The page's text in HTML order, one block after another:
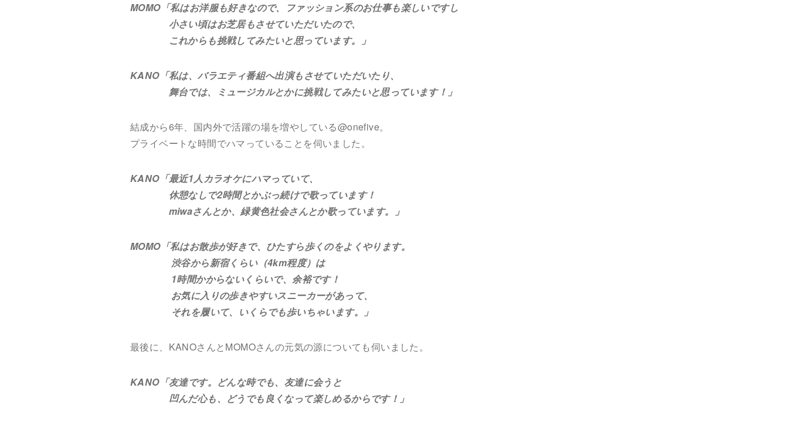
MOMO「私はお洋服も好きなので、ファッション系のお仕事も楽しいですし
小さい頃はお芝居もさせていただいたので、
これからも挑戦してみたいと思っています。」
KANO「私は、バラエティ番組へ出演もさせていただいたり、
舞台では、ミュージカルとかに挑戦してみたいと思っています！」
結成から6年、国内外で活躍の場を増やしている@onefive。
プライベートな時間でハマっていることを伺いました。
KANO「最近1人カラオケにハマっていて、
休憩なしで2時間とかぶっ続けで歌っています！
miwaさんとか、緑黄色社会さんとか歌っています。」
MOMO「私はお散歩が好きで、ひたすら歩くのをよくやります。
渋谷から新宿くらい（4km程度）は
1時間かからないくらいで、余裕です！
お気に入りの歩きやすいスニーカーがあって、
それを履いて、いくらでも歩いちゃいます。」
最後に、KANOさんとMOMOさんの元気の源についても伺いました。
KANO「友達です。どんな時でも、友達に会うと
凹んだ心も、どうでも良くなって楽しめるからです！」